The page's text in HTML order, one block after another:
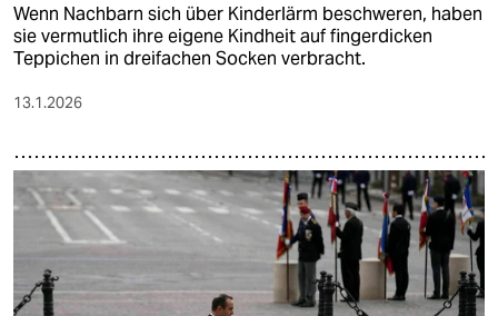
Wenn Nachbarn sich über Kinderlärm beschweren, haben
sie vermutlich ihre eigene Kindheit auf fingerdicken
Teppichen in dreifachen Socken verbracht.
13.1.2026